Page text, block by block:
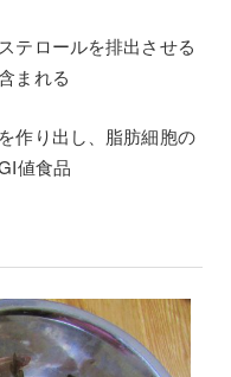
テロールを排出させる
まれる
作り出し、脂肪細胞の
値食品